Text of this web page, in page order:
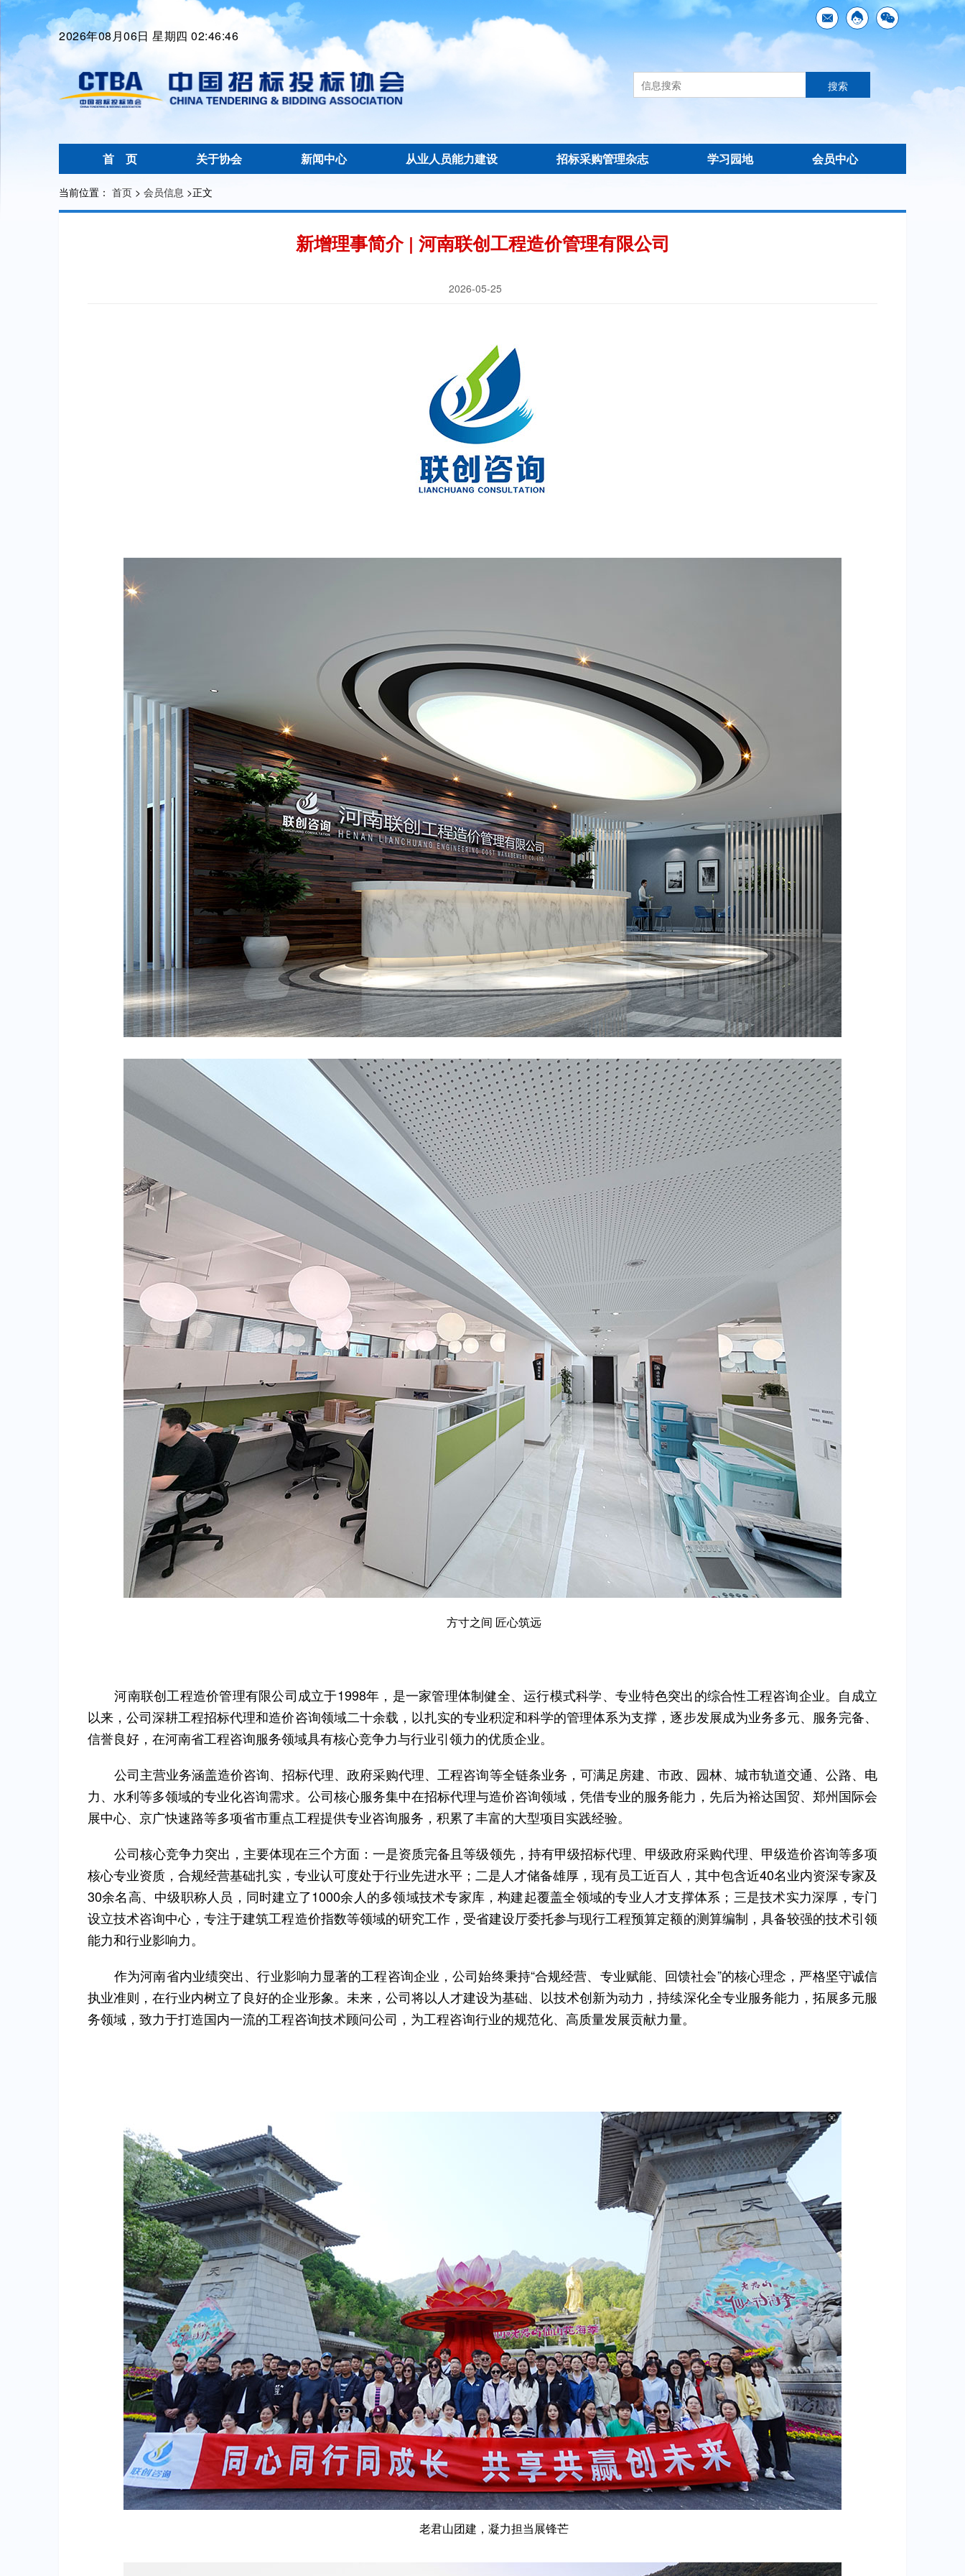
2026年08月06日 星期四 02:46:48
首 页 关于协会 新闻中心 从业人员能力建设 招标采购管理杂志 学习园地 会员中心
当前位置： 首页 > 会员信息 >正文
新增理事简介 | 河南联创工程造价管理有限公司
2026-05-25
方寸之间 匠心筑远
河南联创工程造价管理有限公司成立于1998年，是一家管理体制健全、运行模式科学、专业特色突出的综合性工程咨询企业。自成立
以来，公司深耕工程招标代理和造价咨询领域二十余载，以扎实的专业积淀和科学的管理体系为支撑，逐步发展成为业务多元、服务完备、
信誉良好，在河南省工程咨询服务领域具有核心竞争力与行业引领力的优质企业。
公司主营业务涵盖造价咨询、招标代理、政府采购代理、工程咨询等全链条业务，可满足房建、市政、园林、城市轨道交通、公路、电
力、水利等多领域的专业化咨询需求。公司核心服务集中在招标代理与造价咨询领域，凭借专业的服务能力，先后为裕达国贸、郑州国际会
展中心、京广快速路等多项省市重点工程提供专业咨询服务，积累了丰富的大型项目实践经验。
公司核心竞争力突出，主要体现在三个方面：一是资质完备且等级领先，持有甲级招标代理、甲级政府采购代理、甲级造价咨询等多项
核心专业资质，合规经营基础扎实，专业认可度处于行业先进水平；二是人才储备雄厚，现有员工近百人，其中包含近40名业内资深专家及
30余名高、中级职称人员，同时建立了1000余人的多领域技术专家库，构建起覆盖全领域的专业人才支撑体系；三是技术实力深厚，专门
设立技术咨询中心，专注于建筑工程造价指数等领域的研究工作，受省建设厅委托参与现行工程预算定额的测算编制，具备较强的技术引领
能力和行业影响力。
作为河南省内业绩突出、行业影响力显著的工程咨询企业，公司始终秉持“合规经营、专业赋能、回馈社会”的核心理念，严格坚守诚信
执业准则，在行业内树立了良好的企业形象。未来，公司将以人才建设为基础、以技术创新为动力，持续深化全专业服务能力，拓展多元服
务领域，致力于打造国内一流的工程咨询技术顾问公司，为工程咨询行业的规范化、高质量发展贡献力量。
老君山团建，凝力担当展锋芒